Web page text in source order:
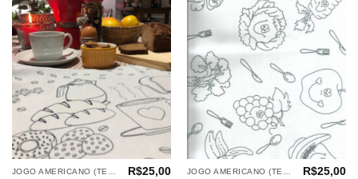
Adicionar
aos
meus
desejos
JOGO AMERICANO (TECIDOS) R$25,00
Adicionar
aos
meus
desejos
JOGO AMERICANO (TECIDOS) R$25,00